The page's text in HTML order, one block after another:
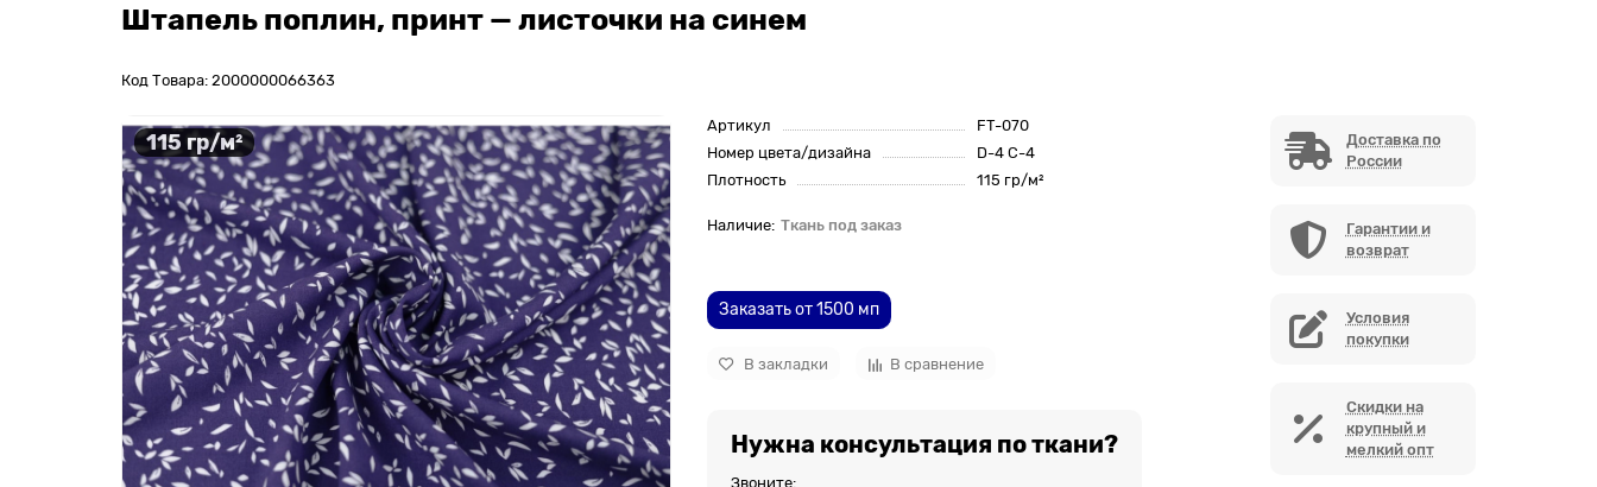
Штапель поплин, принт — листочки на синем
Код Товара: 2000000066363
115 гр/м²
Артикул
FT-070
Номер цвета/дизайна
D-4 C-4
Плотность
115 гр/м²
Ткань под заказ
Заказать от 1500 мп
В закладки В сравнение
Нужна консультация по ткани?
Звоните:
Доставка по
России
Гарантии и
возврат
Условия
покупки
Скидки на
крупный и
мелкий опт